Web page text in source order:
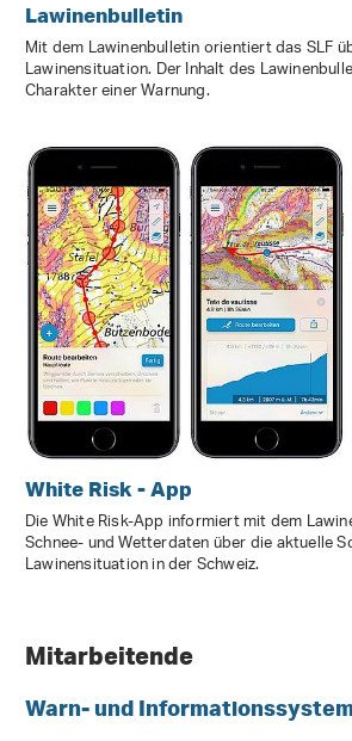
Lawinenbulletin
Mit dem Lawinenbulletin orientiert das SLF
Lawinensituation. Der Inhalt des
Charakter einer Warnung.
White Risk - App
Die White Risk-App informiert mit dem
Schnee- und Wetterdaten über die aktuelle
Lawinensituation in der Schweiz.
Mitarbeitende
Warn- und